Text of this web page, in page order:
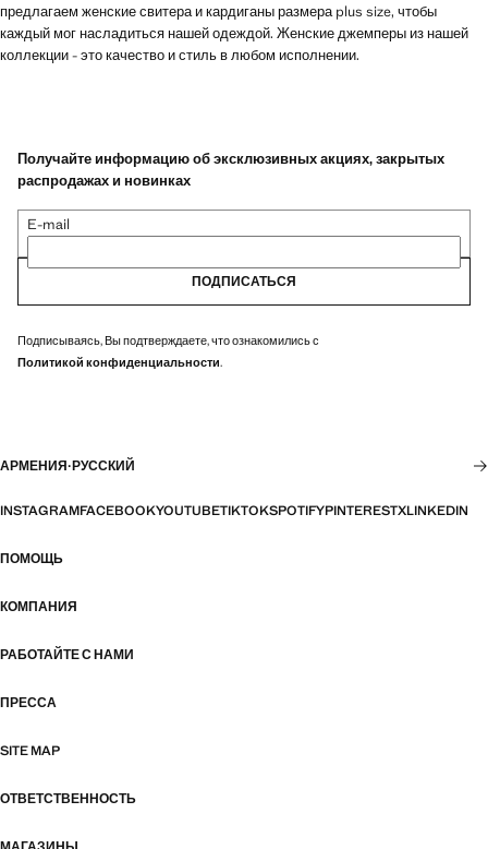
предлагаем женские свитера и кардиганы размера plus size, чтобы
каждый мог насладиться нашей одеждой. Женские джемперы из нашей
коллекции - это качество и стиль в любом исполнении.
Получайте информацию об эксклюзивных акциях, закрытых
распродажах и новинках
E-mail
ПОДПИСАТЬСЯ
Подписываясь, Вы подтверждаете, что ознакомились с
Политикой конфиденциальности.
АРМЕНИЯ·РУССКИЙ
INSTAGRAMFACEBOOKYOUTUBETIKTOKSPOTIFYPINTERESTXLINKEDIN
ПОМОЩЬ
КОМПАНИЯ
РАБОТАЙТЕ С НАМИ
ПРЕССА
SITE MAP
ОТВЕТСТВЕННОСТЬ